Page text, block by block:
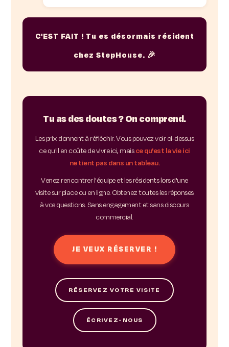
C'EST FAIT ! Tu es désormais résident
chez StepHouse. 🎉
Tu as des doutes ? On comprend.
Les prix donnent à réfléchir. Vous pouvez voir ci-dessus
ce qu'il en coûte de vivre ici, maisce qu'est la vie ici
ne tient pas dans un tableau.
Venez rencontrer l'équipe et les résidents lors d'une
visite sur place ou en ligne. Obtenez toutes les réponses
à vos questions. Sans engagement et sans discours
commercial.
JE VEUX RÉSERVER !
RÉSERVEZ VOTRE VISITE
ÉCRIVEZ-NOUS